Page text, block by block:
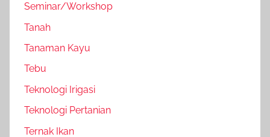
Seminar/Workshop
Tanah
Tanaman Kayu
Tebu
Teknologi Irigasi
Teknologi Pertanian
Ternak Ikan